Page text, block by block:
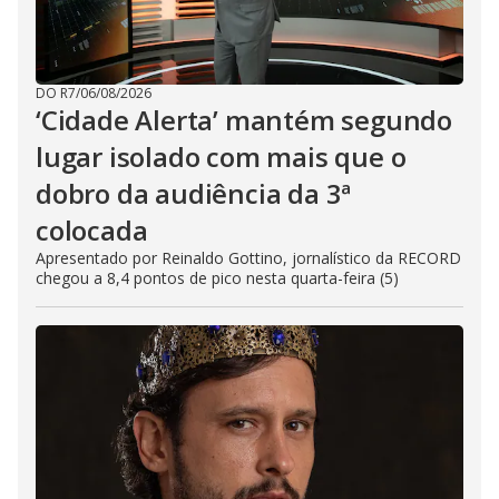
DO R7/06/08/2026
‘Cidade Alerta’ mantém segundo
lugar isolado com mais que o
dobro da audiência da 3ª
colocada
Apresentado por Reinaldo Gottino, jornalístico da RECORD
chegou a 8,4 pontos de pico nesta quarta-feira (5)